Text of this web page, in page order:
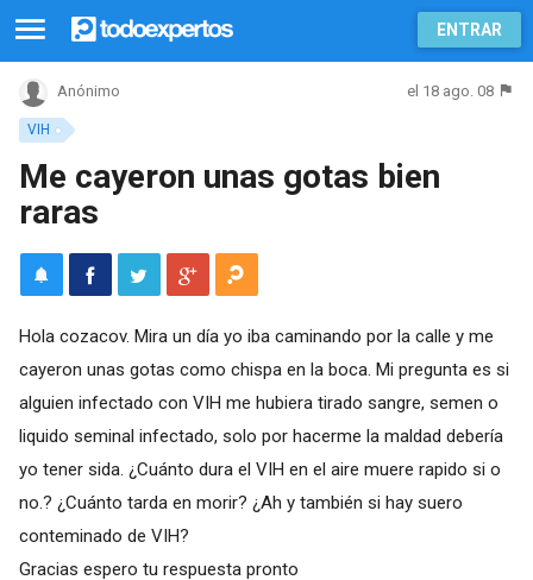
ENTRAR
VIH
Anónimo el 18 ago. 08
Me cayeron unas gotas bien
raras
Hola cozacov. Mira un día yo iba caminando por la calle y me
cayeron unas gotas como chispa en la boca. Mi pregunta es si
alguien infectado con VIH me hubiera tirado sangre, semen o
liquido seminal infectado, solo por hacerme la maldad debería
yo tener sida. ¿Cuánto dura el VIH en el aire muere rapido si o
no.? ¿Cuánto tarda en morir? ¿Ah y también si hay suero
conteminado de VIH?
Gracias espero tu respuesta pronto